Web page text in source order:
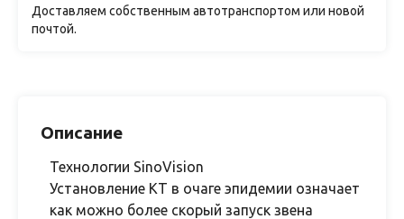
Доставляем собственным автотранспортом или новой
почтой.
Описание
Технологии SinoVision
Установление КТ в очаге эпидемии означает
как можно более скорый запуск звена